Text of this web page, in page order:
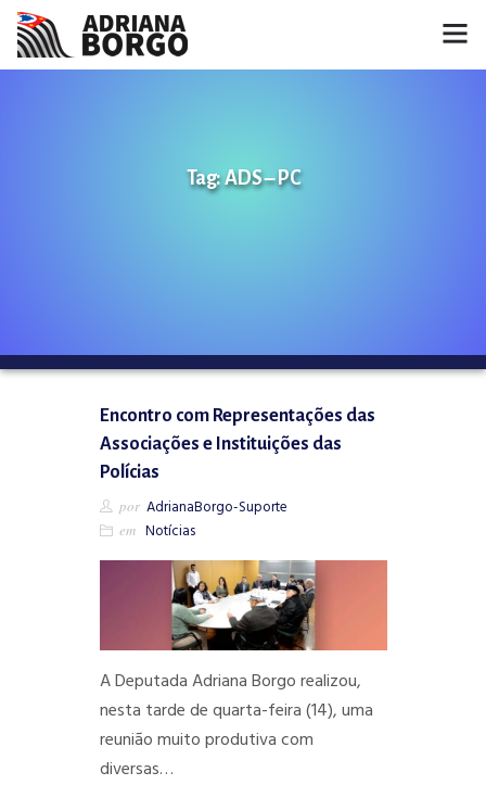
Tag: ADS – PC
Encontro com Representações das
Associações e Instituições das
Polícias
por AdrianaBorgo-Suporte
em Notícias
A Deputada Adriana Borgo realizou,
nesta tarde de quarta-feira (14), uma
reunião muito produtiva com
diversas…